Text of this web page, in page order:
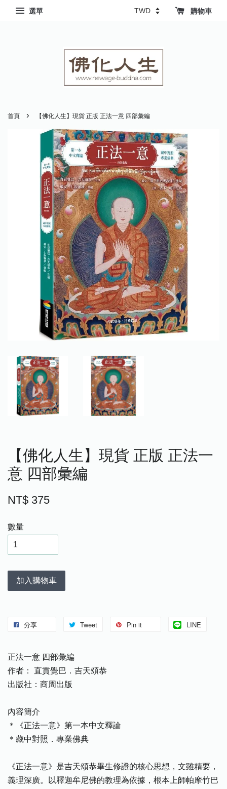
選單 購物車
首頁 › 【佛化人生】現貨 正版 正法一意 四部彙編
【佛化人生】現貨 正版 正法一
意 四部彙編
NT$ 375
數量
加入購物車
分享 Tweet Pin it LINE
正法一意 四部彙編
作者： 直貢覺巴．吉天頌恭
出版社：商周出版
內容簡介
＊《正法一意》第一本中文釋論
＊藏中對照．專業佛典
《正法一意》是吉天頌恭畢生修證的核心思想，文雖精要，
義理深廣。以釋迦牟尼佛的教理為依據，根本上師帕摩竹巴